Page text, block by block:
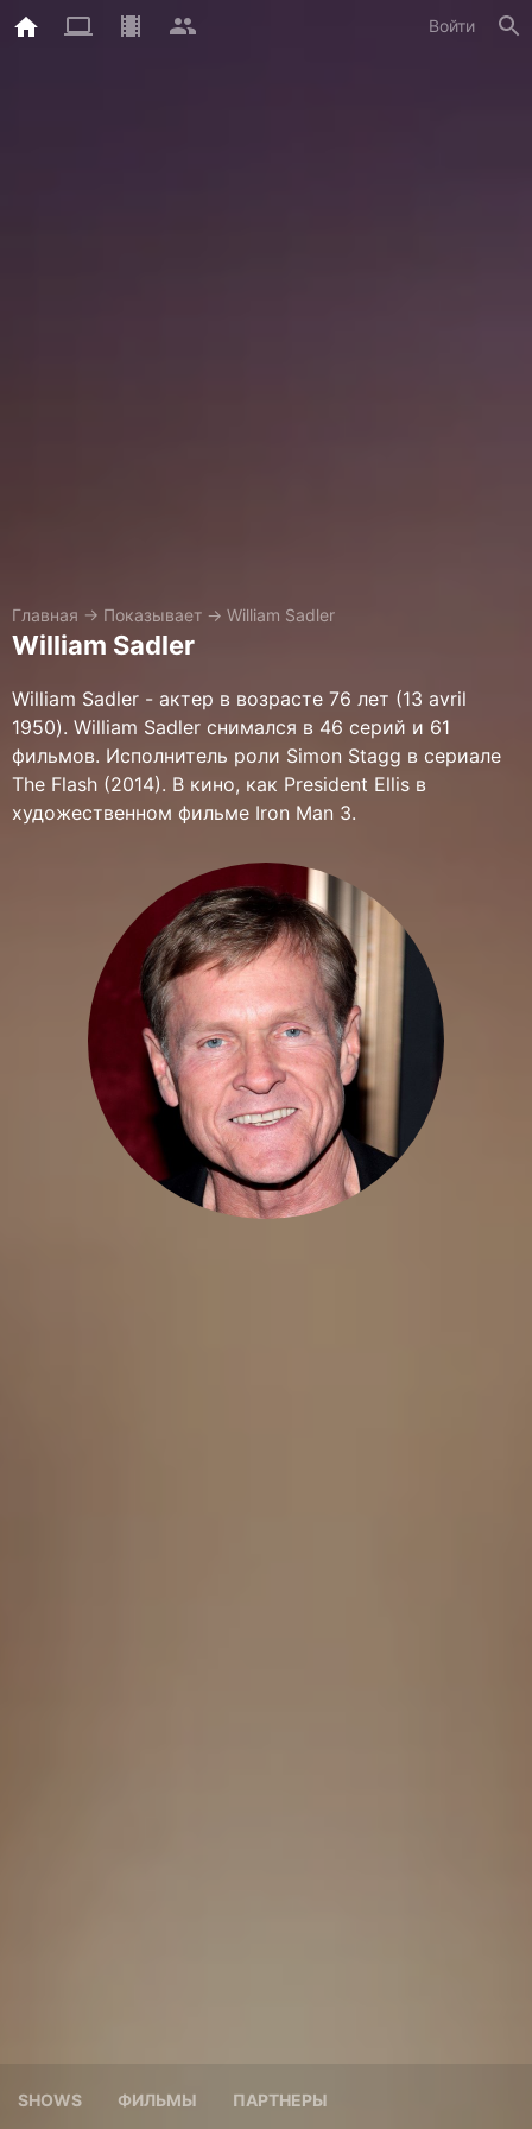
Войти
Главная → Показывает → William Sadler
William Sadler
William Sadler - актер в возрасте 76 лет (13 avril
1950). William Sadler снимался в 46 серий и 61
фильмов. Исполнитель роли Simon Stagg в сериале
The Flash (2014). В кино, как President Ellis в
художественном фильме Iron Man 3.
SHOWS ФИЛЬМЫ ПАРТНЕРЫ